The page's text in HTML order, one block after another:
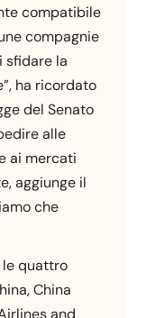
compatibile
compagnie
sfidare la
ha ricordato
del Senato
alle
ai mercati
aggiunge il
che
le quattro
China
and